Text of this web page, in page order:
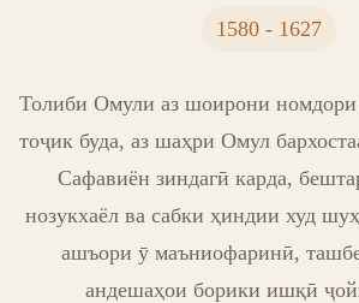
1580 - 1627
Толиби Омули аз шоирони
тоҷик буда, аз шаҳри Омул
Сафавиён зиндагӣ карда,
нозукхаёл ва сабки ҳиндии худ
ашъори ӯ маъниофаринӣ,
андешаҳои борики ишқӣ